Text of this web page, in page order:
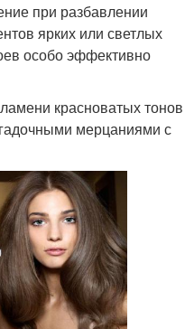
при разбавлении
ярких или светлых
особо эффективно
красноватых тонов
мерцаниями с